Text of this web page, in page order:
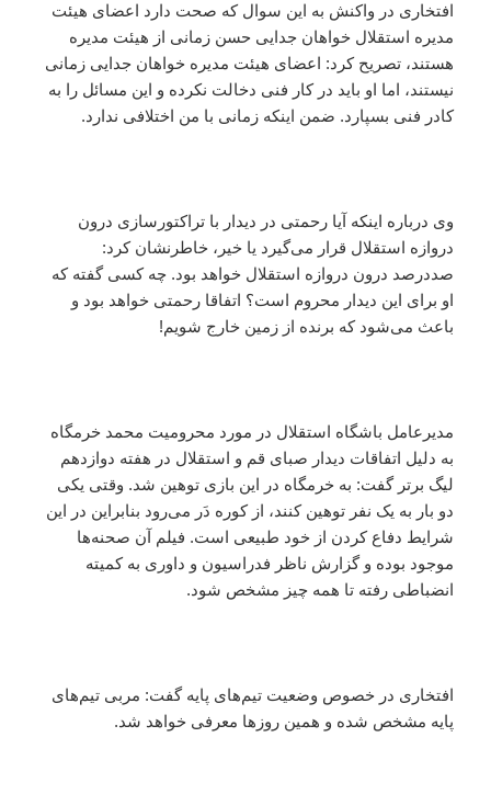
افتخاری در واکنش به این سوال که صحت دارد اعضای هیئت
مدیره استقلال خواهان جدایی حسن زمانی از هیئت مدیره
هستند، تصریح کرد: اعضای هیئت مدیره خواهان جدایی زمانی
نیستند، اما او باید در کار فنی دخالت نکرده و این مسائل را به
کادر فنی بسپارد. ضمن اینکه زمانی با من اختلافی ندارد.
وی درباره اینکه آیا رحمتی در دیدار با تراکتورسازی درون
دروازه استقلال قرار می‌گیرد یا خیر، خاطرنشان کرد:
صددرصد درون دروازه استقلال خواهد بود. چه کسی گفته که
او برای این دیدار محروم است؟ اتفاقا رحمتی خواهد بود و
باعث می‌شود که برنده از زمین خارج شویم!
مدیرعامل باشگاه استقلال در مورد محرومیت محمد خرمگاه
به دلیل اتفاقات دیدار صبای قم و استقلال در هفته دوازدهم
لیگ برتر گفت: به خرمگاه در این بازی توهین شد. وقتی یکی
دو بار به یک نفر توهین کنند، از کوره دَر می‌رود بنابراین در این
شرایط دفاع کردن از خود طبیعی است. فیلم آن صحنه‌ها
موجود بوده و گزارش ناظر فدراسیون و داوری به کمیته
انضباطی رفته تا همه چیز مشخص شود.
افتخاری در خصوص وضعیت تیم‌های پایه گفت: مربی تیم‌‌های
پایه مشخص شده و همین روزها معرفی خواهد شد.